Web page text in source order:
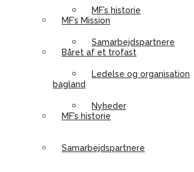
MF’s historie
Samarbejdspartnere
Ledelse og organisation
Nyheder
MF’s Mission
Båret af et trofast
bagland
MF’s historie
Samarbejdspartnere